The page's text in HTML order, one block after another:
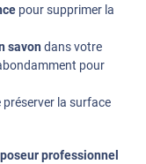
pour supprimer la
savon dans votre
pour
la surface
professionnel